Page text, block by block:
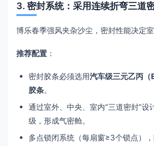
3. 密封系统：采用连续折弯三道
博乐春季强风夹杂沙尘，密封性能决定室
推荐配置 ：
密封胶条必须选用汽车级三元乙丙
胶条。
通过室外、中央、室内“三道密封”设
级，形成气密舱。
多点锁闭系统（每扇窗≥3个锁点）